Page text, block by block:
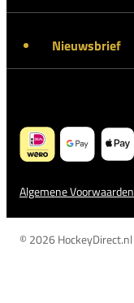
Nieuwsbrief
Algemene Voorwaarden
© 2026 HockeyDirect.nl